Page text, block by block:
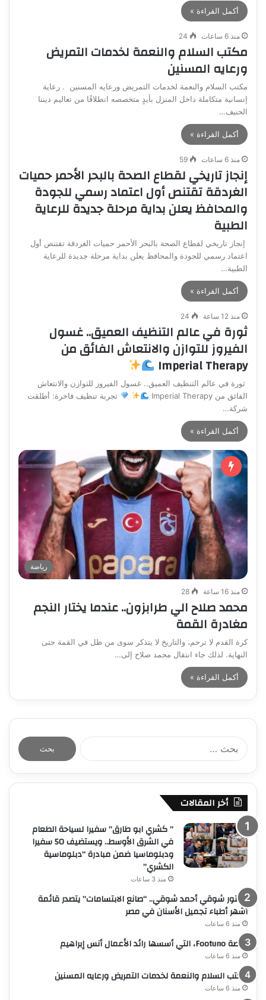
أكمل القراءة »
منذ 6 ساعات 24
مكتب السلام والنعمة لخدمات التمريض
ورعايه المسنين
مكتب السلام والنعمة لخدمات التمريض ورعايه المسنين . رعاية
إنسانية متكاملة داخل المنزل بأيدٍ متخصصه انطلاقًا من تعاليم ديننا
الحنيف…
أكمل القراءة »
منذ 6 ساعات 59
إنجاز تاريخي لقطاع الصحة بالبحر الأحمر حميات
الغردقة تقتنص أول اعتماد رسمي للجودة
والمحافظ يعلن بداية مرحلة جديدة للرعاية
الطبية
إنجاز تاريخي لقطاع الصحة بالبحر الأحمر حميات الغردقة تقتنص أول
اعتماد رسمي للجودة والمحافظ يعلن بداية مرحلة جديدة للرعاية
الطبية…
أكمل القراءة »
منذ 12 ساعة 24
ثورة في عالم التنظيف العميق.. غسول
الفيروز للتوازن والانتعاش الفائق من
Imperial Therapy
ثورة في عالم التنظيف العميق.. غسول الفيروز للتوازن والانتعاش
الفائق من Imperial Therapy
تجربة تنظيف فاخرة: أطلقت
شركة…
أكمل القراءة »
رياضة
منذ 16 ساعة 28
محمد صلاح الي طرابزون.. عندما يختار النجم
مغادرة القمة
كرة القدم لا ترحم، والتاريخ لا يتذكر سوى من ظل في القمة حتى
النهاية. لذلك جاء انتقال محمد صلاح إلى…
أكمل القراءة »
البحث
عن:
أخر المقالات
” كشري ابو طارق” سفيرا لسياحة الطعام
في الشرق الأوسط.. ويستضيف 50 سفيرا
ودبلوماسيا ضمن مبادرة “دبلوماسية
الكشري”
منذ 3 ساعات
دكتور شوقي أحمد شوقي.. “صانع الابتسامات” يتصدر قائمة
أشهر أطباء تجميل الأسنان في مصر
منذ 6 ساعات
منصة Footuno، التي أسسها رائد الأعمال أنس إبراهيم
منذ 6 ساعات
مكتب السلام والنعمة لخدمات التمريض ورعايه المسنين
منذ 6 ساعات